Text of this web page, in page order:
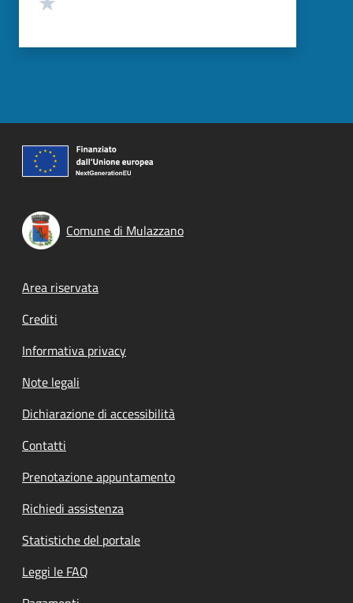
Comune di Mulazzano
Footer menu
Area riservata
Crediti
Informativa privacy
Note legali
Dichiarazione di accessibilità
Contatti
Prenotazione appuntamento
Richiedi assistenza
Statistiche del portale
Leggi le FAQ